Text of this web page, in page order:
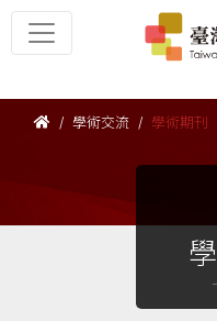
學術交流 學術期刊